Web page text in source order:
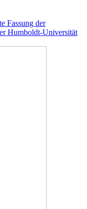
Fassung der
Humboldt-Universität